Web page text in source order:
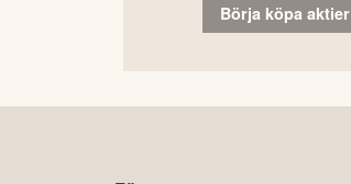
Börja köpa aktier